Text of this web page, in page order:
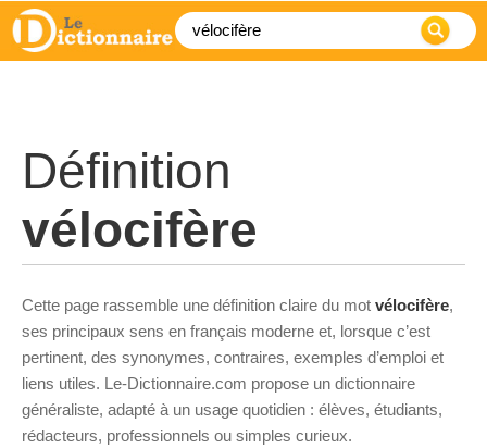
Définition
vélocifère
Cette page rassemble une définition claire du mot vélocifère,
ses principaux sens en français moderne et, lorsque c’est
pertinent, des synonymes, contraires, exemples d’emploi et
liens utiles. Le-Dictionnaire.com propose un dictionnaire
généraliste, adapté à un usage quotidien : élèves, étudiants,
rédacteurs, professionnels ou simples curieux.